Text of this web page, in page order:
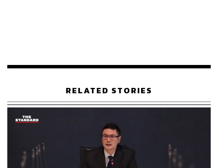
ABOUT THE AUTHOR
THE STANDARD TEAM
กองบรรณาธิการ THE STANDARD
ABOUT THE PHOTOGRAPHER
RELATED STORIES